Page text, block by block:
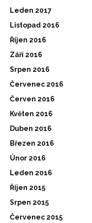
Leden 2017
Listopad 2016
Říjen 2016
Září 2016
Srpen 2016
Červenec 2016
Červen 2016
Květen 2016
Duben 2016
Březen 2016
Únor 2016
Leden 2016
Říjen 2015
Srpen 2015
Červenec 2015